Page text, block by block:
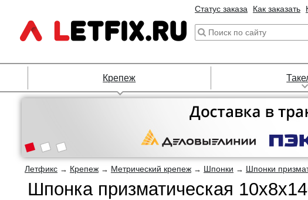
Статус заказа Как заказать
Крепеж
Летфикс → Крепеж → Метрический крепеж → Шпонки → Шпонки
Шпонка призматическая